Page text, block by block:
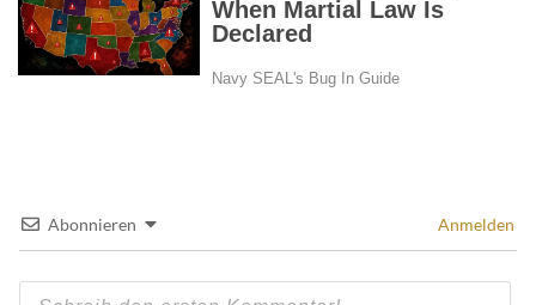
Abonnieren Anmelden